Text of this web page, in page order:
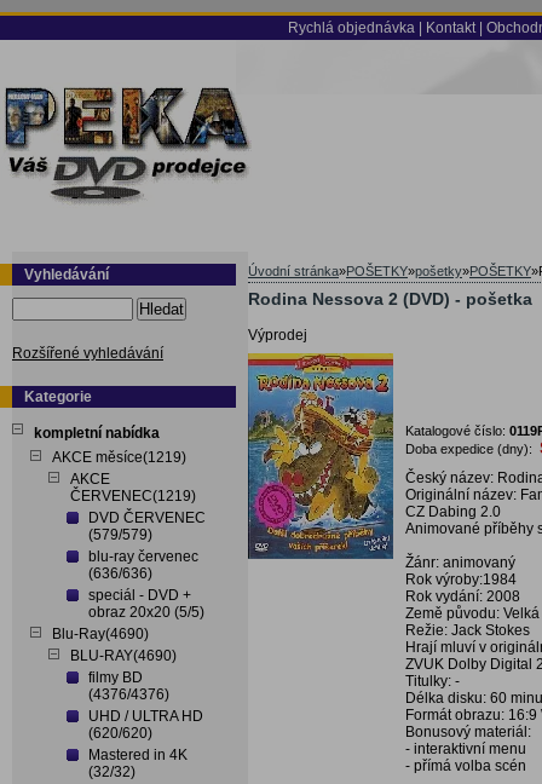
Rychlá objednávka Kontakt
Vyhledávání
Hledat
Rozšířené vyhledávání
Kategorie
kompletní nabídka
AKCE měsíce(1219)
AKCE
ČERVENEC(1219)
DVD ČERVENEC
(579/579)
blu-ray červenec
(636/636)
speciál - DVD +
obraz 20x20 (5/5)
Blu-Ray(4690)
BLU-RAY(4690)
filmy BD
(4376/4376)
UHD / ULTRA HD
(620/620)
Mastered in 4K
(32/32)
Úvodní stránka»POŠETKY»pošetky»POŠETKY»
Rodina Nessova 2 (DVD) - pošetka
Výprodej
Katalogové číslo:
Doba expedice (dny):
Český název:
Originální název:
CZ Dabing 2.0
Animované příběhy
Žánr: animovaný
Rok výroby:1984
Rok vydání: 2008
Země původu:
Režie: Jack Stokes
Hrají mluví v
ZVUK Dolby Digital
Titulky: -
Délka disku: 60
Formát obrazu:
Bonusový materiál:
- interaktivní menu
- přímá volba scén